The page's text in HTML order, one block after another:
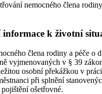
nemocného člena
k životní
člena rodiny a péče o
vyjmenovaných v § 39
osobní překážkou v
při splnění
ošetřovné.